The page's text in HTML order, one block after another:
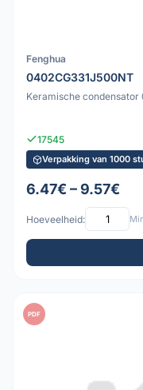
Fenghua
0402CG331J500NT
Keramische
17545
Verpakking van 1000
6.47€ – 9.57€
Hoeveelheid:
PDF